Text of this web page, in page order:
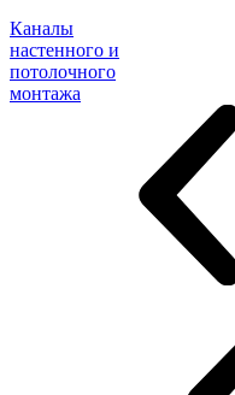
Каналы
настенного и
потолочного
монтажа